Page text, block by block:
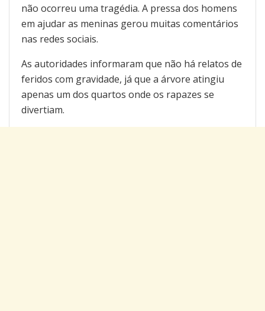
não ocorreu uma tragédia. A pressa dos homens
em ajudar as meninas gerou muitas comentários
nas redes sociais.
As autoridades informaram que não há relatos de
feridos com gravidade, já que a árvore atingiu
apenas um dos quartos onde os rapazes se
divertiam.